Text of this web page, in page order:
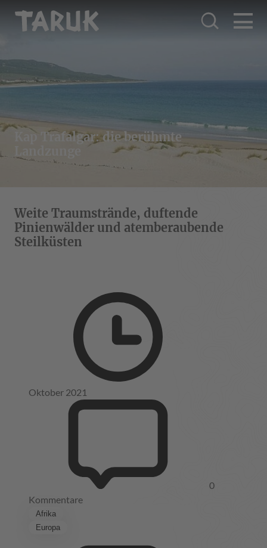
Kap Trafalgar: die berühmte
Weite Traumstrände, duftende
Pinienwälder und atemberaubende
Steilküsten
Oktober 2021
0
Kommentare
Afrika
Europa